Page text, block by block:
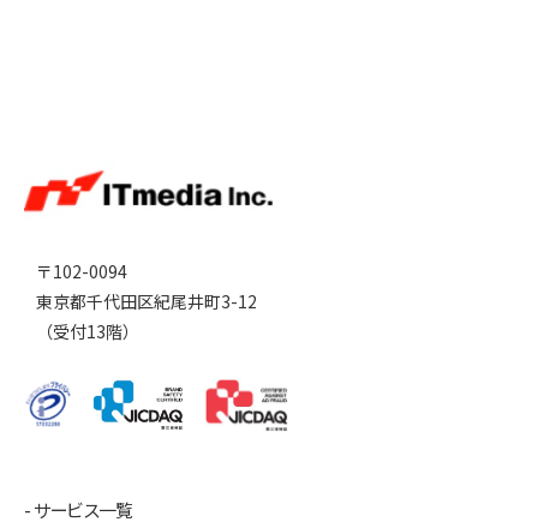
〒102-0094
東京都千代田区紀尾井町3-12
（受付13階）
サービス一覧